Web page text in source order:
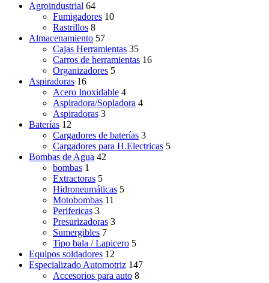
Agroindustrial 64
Fumigadores 10
Rastrillos 8
Almacenamiento 57
Cajas Herramientas 35
Carros de herramientas 16
Organizadores 5
Aspiradoras 16
Acero Inoxidable 4
Aspiradora/Sopladora 4
Aspiradoras 3
Baterías 12
Cargadores de baterías 3
Cargadores para H.Electricas 5
Bombas de Agua 42
bombas 1
Extractoras 5
Hidroneumáticas 5
Motobombas 11
Perifericas 3
Presurizadoras 3
Sumergibles 7
Tipo bala / Lapicero 5
Equipos soldadores 12
Especializado Automotriz 147
Accesorios para auto 8